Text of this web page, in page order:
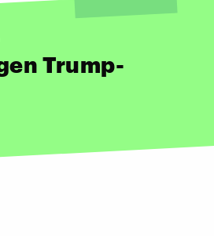
Trump-